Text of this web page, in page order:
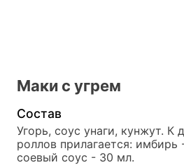
Маки с угрем
Состав
Угорь, соус унаги, кунжут. К
роллов прилагается: имбирь
соевый соус - 30 мл.